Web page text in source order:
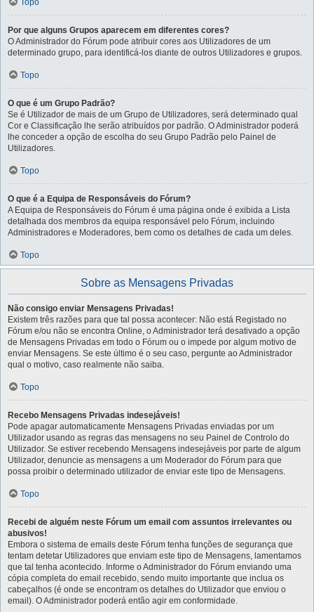
Topo
Por que alguns Grupos aparecem em diferentes cores?
O Administrador do Fórum pode atribuir cores aos Utilizadores de um
determinado grupo, para identificá-los diante de outros Utilizadores e grupos.
Topo
O que é um Grupo Padrão?
Se é Utilizador de mais de um Grupo de Utilizadores, será determinado qual
Cor e Classificação lhe serão atribuídos por padrão. O Administrador poderá
lhe conceder a opção de escolha do seu Grupo Padrão pelo Painel de
Utilizadores.
Topo
O que é a Equipa de Responsáveis do Fórum?
A Equipa de Responsáveis do Fórum é uma página onde é exibida a Lista
detalhada dos membros da equipa responsável pelo Fórum, incluindo
Administradores e Moderadores, bem como os detalhes de cada um deles.
Topo
Sobre as Mensagens Privadas
Não consigo enviar Mensagens Privadas!
Existem três razões para que tal possa acontecer: Não está Registado no
Fórum e/ou não se encontra Online, o Administrador terá desativado a opção
de Mensagens Privadas em todo o Fórum ou o impede por algum motivo de
enviar Mensagens. Se este último é o seu caso, pergunte ao Administrador
qual o motivo, caso realmente não saiba.
Topo
Recebo Mensagens Privadas indesejáveis!
Pode apagar automaticamente Mensagens Privadas enviadas por um
Utilizador usando as regras das mensagens no seu Painel de Controlo do
Utilizador. Se estiver recebendo Mensagens indesejáveis por parte de algum
Utilizador, denuncie as mensagens a um Moderador do Fórum para que
possa proibir o determinado utilizador de enviar este tipo de Mensagens.
Topo
Recebi de alguém neste Fórum um email com assuntos irrelevantes ou
abusivos!
Embora o sistema de emails deste Fórum tenha funções de segurança que
tentam detetar Utilizadores que enviam este tipo de Mensagens, lamentamos
que tal tenha acontecido. Informe o Administrador do Fórum enviando uma
cópia completa do email recebido, sendo muito importante que inclua os
cabeçalhos (é onde se encontram os detalhes do Utilizador que enviou o
email). O Administrador poderá então agir em conformidade.